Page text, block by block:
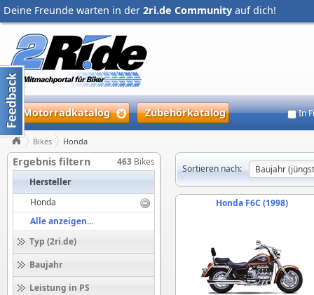
Deine Freunde warten in der 2ri.de Community auf dich!
Motorradkatalog Zubehörkatalog In
Bikes Honda
Ergebnis filtern 463 Bikes
Hersteller
Honda
Alle anzeigen...
Typ (2ri.de)
Baujahr
Leistung in PS
Sortieren nach:
Honda F6C (1998)